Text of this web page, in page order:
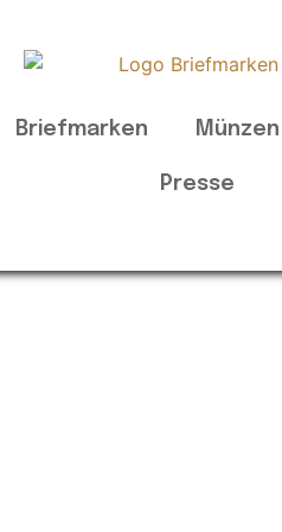
Briefmarken Münzen
Presse